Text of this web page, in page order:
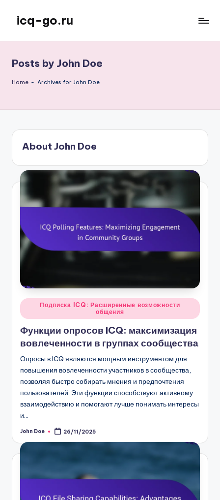
content
icq-go.ru
Posts by John Doe
Home - Archives for John Doe
About John Doe
Posted
in
Подписка ICQ: Расширенные возможности
общения
Функции опросов ICQ: максимизация
вовлеченности в группах сообщества
Опросы в ICQ являются мощным инструментом для
повышения вовлеченности участников в сообщества,
позволяя быстро собирать мнения и предпочтения
пользователей. Эти функции способствуют активному
взаимодействию и помогают лучше понимать интересы
и…
Posted
John Doe 26/11/2025